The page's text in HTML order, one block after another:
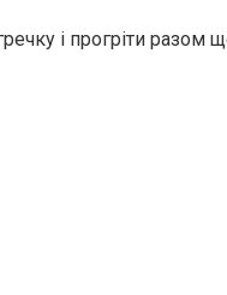
і прогріти разом